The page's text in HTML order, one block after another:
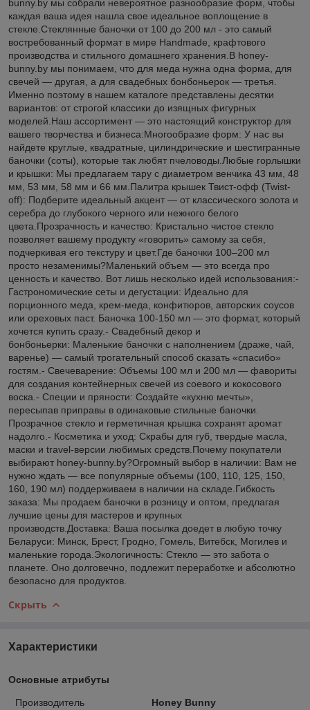
bunny.by мы собрали невероятное разнообразие форм, чтобы
каждая ваша идея нашла свое идеальное воплощение в
стекле.Стеклянные баночки от 100 до 200 мл - это самый
востребованный формат в мире Handmade, крафтового
производства и стильного домашнего хранения.В honey-
bunny.by мы понимаем, что для меда нужна одна форма, для
свечей — другая, а для свадебных бонбоньерок — третья.
Именно поэтому в нашем каталоге представлены десятки
вариантов: от строгой классики до изящных фигурных
моделей.Наш ассортимент — это настоящий конструктор для
вашего творчества и бизнеса:Многообразие форм: У нас вы
найдете круглые, квадратные, цилиндрические и шестигранные
баночки (соты), которые так любят пчеловоды.Любые горлышки
и крышки: Мы предлагаем тару с диаметром венчика 43 мм, 48
мм, 53 мм, 58 мм и 66 мм.Палитра крышек Твист-офф (Twist-
off): Подберите идеальный акцент — от классического золота и
серебра до глубокого черного или нежного белого
цвета.Прозрачность и качество: Кристально чистое стекло
позволяет вашему продукту «говорить» самому за себя,
подчеркивая его текстуру и цвет.Где баночки 100–200 мл
просто незаменимы?Маленький объем — это всегда про
ценность и качество. Вот лишь несколько идей использования:-
Гастрономические сеты и дегустации: Идеально для
порционного меда, крем-меда, конфитюров, авторских соусов
или ореховых паст. Баночка 100-150 мл — это формат, который
хочется купить сразу.- Свадебный декор и
бонбоньерки: Маленькие баночки с наполнением (драже, чай,
варенье) — самый трогательный способ сказать «спасибо»
гостям.- Свечеварение: Объемы 100 мл и 200 мл — фавориты
для создания контейнерных свечей из соевого и кокосового
воска.- Специи и пряности: Создайте «кухню мечты»,
пересыпав приправы в одинаковые стильные баночки.
Прозрачное стекло и герметичная крышка сохранят аромат
надолго.- Косметика и уход: Скрабы для губ, твердые масла,
маски и travel-версии любимых средств.Почему покупатели
выбирают honey-bunny.by?Огромный выбор в наличии: Вам не
нужно ждать — все популярные объемы (100, 110, 125, 150,
160, 190 мл) поддерживаем в наличии на складе.Гибкость
заказа: Мы продаем баночки в розницу и оптом, предлагая
лучшие цены для мастеров и крупных
производств.Доставка: Ваша посылка доедет в любую точку
Беларуси: Минск, Брест, Гродно, Гомель, Витебск, Могилев и
маленькие города.Экологичность: Стекло — это забота о
планете. Оно долговечно, подлежит переработке и абсолютно
безопасно для продуктов.
Скрыть
Характеристики
Основные атрибуты
Производитель Honey Bunny